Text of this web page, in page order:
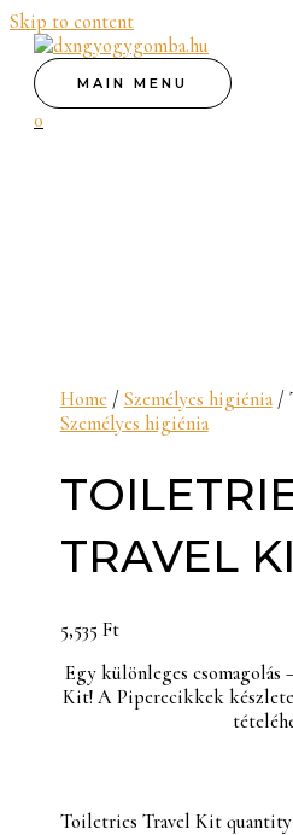
Skip to content
MAIN MENU
0
Home/ Személyes higiénia/
Személyes higiénia
TRAVEL
5,535 Ft
Egy különleges
Kit! A Piperecikkek készlete
Toiletries Travel Kit quantity